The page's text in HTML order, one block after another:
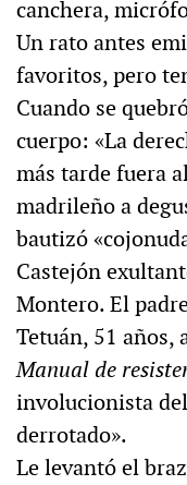
canchera,
Un rato antes
favoritos, pero
Cuando se
cuerpo: «La
más tarde fuera
madrileño a
bautizó
Castejón
Montero. El
Tetuán, 51 años,
Manual de
involucionista
derrotado».
Le levantó el